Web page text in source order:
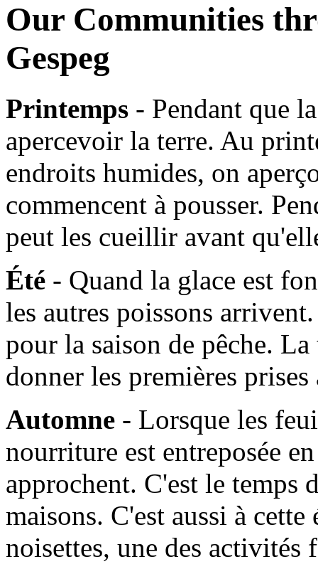
Our Communities
Gespeg
Printemps - Pendant que
apercevoir la terre. Au
endroits humides, on
commencent à pousser.
peut les cueillir avant
Été - Quand la glace est
les autres poissons
pour la saison de pêche.
donner les premières
Automne - Lorsque les
nourriture est entreposée
approchent. C'est le temps
maisons. C'est aussi à
noisettes, une des